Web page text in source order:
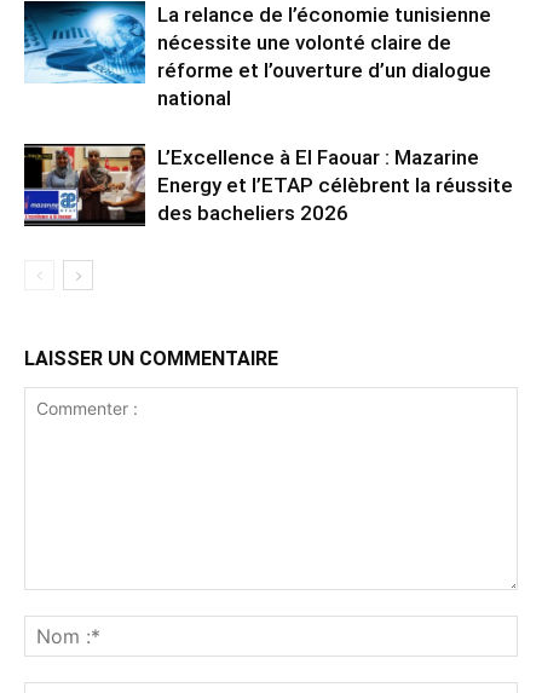
La relance de l’économie tunisienne
nécessite une volonté claire de
réforme et l’ouverture d’un dialogue
national
L’Excellence à El Faouar : Mazarine
Energy et l’ETAP célèbrent la réussite
des bacheliers 2026
LAISSER UN COMMENTAIRE